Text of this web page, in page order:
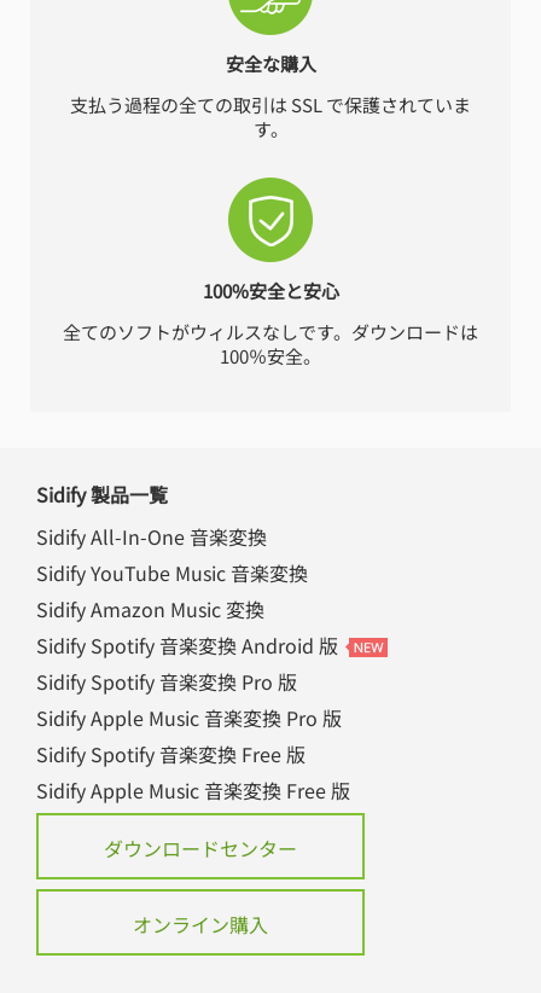
安全な購入
支払う過程の全ての取引は SSL で保護されていま
す。
100%安全と安心
全てのソフトがウィルスなしです。ダウンロードは
100％安全。
Sidify 製品一覧
Sidify All-In-One 音楽変換
Sidify YouTube Music 音楽変換
Sidify Amazon Music 変換
Sidify Spotify 音楽変換 Android 版
Sidify Spotify 音楽変換 Pro 版
Sidify Apple Music 音楽変換 Pro 版
Sidify Spotify 音楽変換 Free 版
Sidify Apple Music 音楽変換 Free 版
ダウンロードセンター
オンライン購入